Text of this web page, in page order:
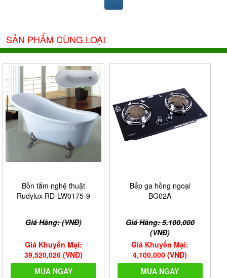
SẢN PHẨM CÙNG LOẠI
Bồn tắm nghệ thuật
Rudylux RD-LW0175-9
Giá Hãng: (VNĐ)
Giá Khuyến Mại:
39,520,026 (VNĐ)
MUA NGAY
Bếp ga hồng ngoại
BG02A
Giá Hãng: 5,100,000
(VNĐ)
Giá Khuyến Mại:
4,100,000 (VNĐ)
MUA NGAY